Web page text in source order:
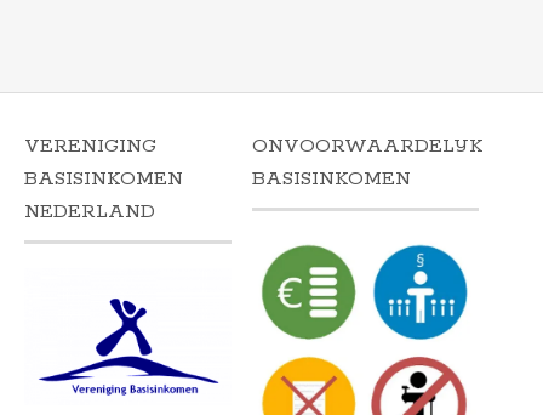
VERENIGING
BASISINKOMEN
NEDERLAND
ONVOORWAARDELIJK
BASISINKOMEN